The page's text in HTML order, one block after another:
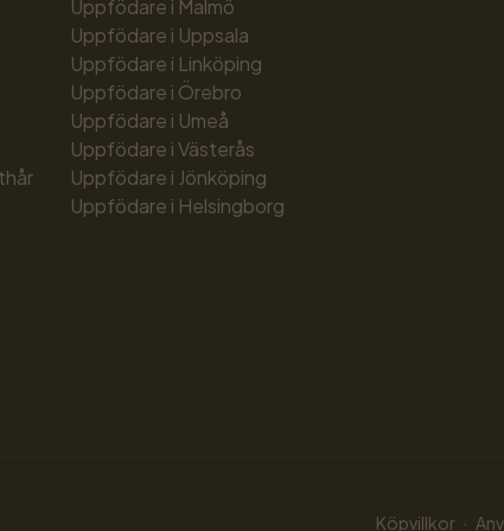
Uppfödare i Malmö
Uppfödare i Uppsala
Uppfödare i Linköping
Uppfödare i Örebro
Uppfödare i Umeå
Uppfödare i Västerås
Uppfödare i Jönköping
Uppfödare i Helsingborg
Köpvillkor ·